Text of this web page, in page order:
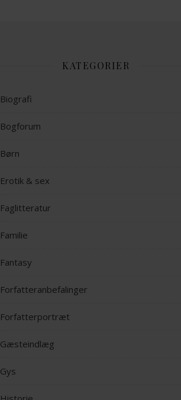
KATEGORIER
Biografi
Bogforum
Børn
Erotik & sex
Faglitteratur
Familie
Fantasy
Forfatteranbefalinger
Forfatterportræt
Gæsteindlæg
Gys